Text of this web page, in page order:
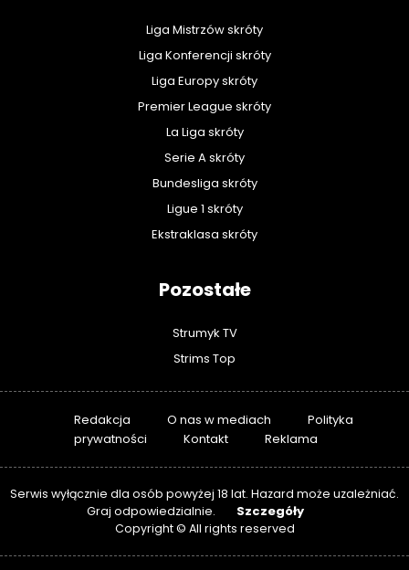
Liga Mistrzów skróty
Liga Konferencji skróty
Liga Europy skróty
Premier League skróty
La Liga skróty
Serie A skróty
Bundesliga skróty
Ligue 1 skróty
Ekstraklasa skróty
Pozostałe
Strumyk TV
Strims Top
Redakcja O nas w mediach
Polityka
prywatności
Kontakt Reklama
Serwis wyłącznie dla osób powyżej 18 lat. Hazard może uzależniać.
Graj odpowiedzialnie.
Szczegóły
Copyright © All rights reserved